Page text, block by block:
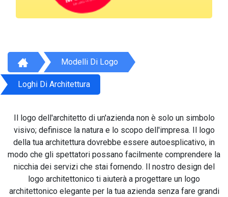
Modelli Di Logo
Loghi Di Architettura
Il logo dell'architetto di un'azienda non è solo un simbolo
visivo; definisce la natura e lo scopo dell'impresa. Il logo
della tua architettura dovrebbe essere autoesplicativo, in
modo che gli spettatori possano facilmente comprendere la
nicchia dei servizi che stai fornendo. Il nostro design del
logo architettonico ti aiuterà a progettare un logo
architettonico elegante per la tua azienda senza fare grandi